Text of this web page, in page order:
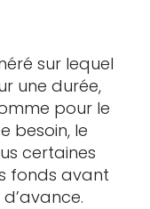
sur lequel
une durée,
pour le
besoin, le
certaines
fonds avant